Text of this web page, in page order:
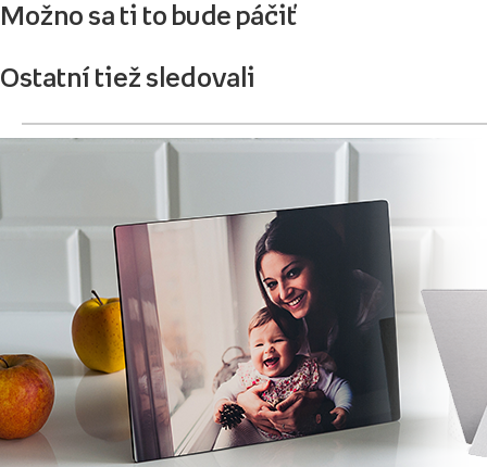
Možno sa ti to bude páčiť
Ostatní tiež sledovali